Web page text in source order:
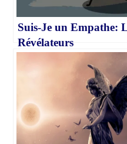
Suis-Je un Empathe:
Révélateurs